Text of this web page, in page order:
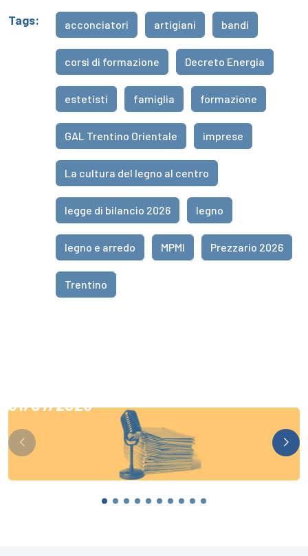
Tags: acconciatori artigiani bandi
corsi di formazione Decreto Energia
estetisti famiglia formazione
GAL Trentino Orientale imprese
La cultura del legno al centro
legge di bilancio 2026 legno
legno e arredo MPMI Prezzario 2026
Trentino
31/07/2026